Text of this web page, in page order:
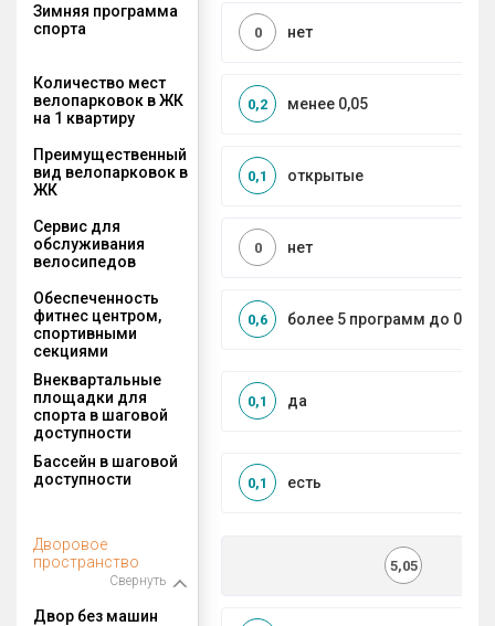
Зимняя программа
спорта
нет
0
Количество мест
велопарковок в ЖК
на 1 квартиру
менее 0,05
0,2
Преимущественный
вид велопарковок в
ЖК
открытые
0,1
Сервис для
обслуживания
велосипедов
нет
0
Обеспеченность
фитнес центром,
спортивными
секциями
более 5 программ до 0,5
0,6
Внеквартальные
площадки для
спорта в шаговой
доступности
да
0,1
Бассейн в шаговой
доступности
есть
0,1
Дворовое
пространство
Свернуть
5,05
Двор без машин